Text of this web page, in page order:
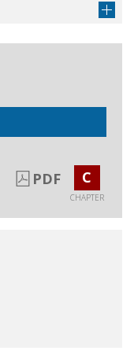
PDF C
CHAPTER